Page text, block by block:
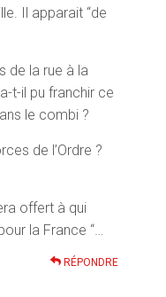
Il apparait “de
de la rue à la
t-il pu franchir ce
le combi ?
de l’Ordre ?
offert à qui
la France “…
RÉPONDRE